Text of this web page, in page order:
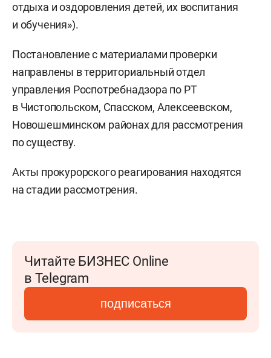
отдыха и оздоровления детей, их воспитания
и обучения»).
Постановление с материалами проверки
направлены в территориальный отдел
управления Роспотребнадзора по РТ
в Чистопольском, Спасском, Алексеевском,
Новошешминском районах для рассмотрения
по существу.
Акты прокурорского реагирования находятся
на стадии рассмотрения.
Читайте БИЗНЕС Online
в Telegram
подписаться